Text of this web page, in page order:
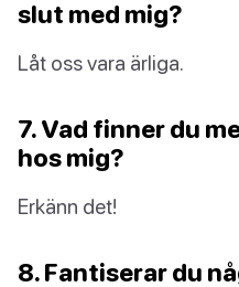
slut med mig?
Låt oss vara ärliga.
7. Vad finner du
hos mig?
Erkänn det!
8. Fantiserar du